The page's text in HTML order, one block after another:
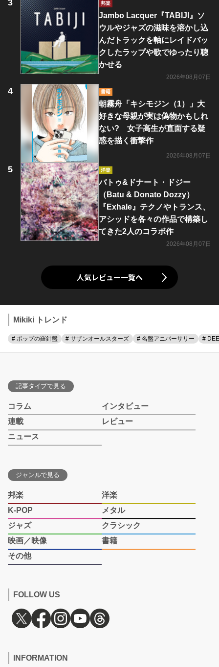
邦楽
Jambo Lacquer『TABIJI』ソ
ウルやジャズの滋味を溶かし込
んだトラックを軸にレイドバッ
クしたラップや歌でゆったり聴
かせる
2026年08月07日
書籍
朝霧舟「キシモジン（1）」大
好きな母親が実は偽物かもしれ
ない? 女子高生が直面する疑
惑を描く衝撃作
2026年08月07日
洋楽
バトゥ&ドナート・ドジー
（Batu & Donato Dozzy）
『Exhale』テクノやトランス、
アシッドを各々の作品で構築し
てきた2人のコラボ作
2026年08月07日
人気レビュー一覧へ
Mikiki トレンド
# ポップの羅針盤 # サザンオールスターズ # 名盤アニバーサリー #
記事タイプで見る
コラム
インタビュー
連載
レビュー
ニュース
ジャンルで見る
邦楽
洋楽
K-POP
メタル
ジャズ
クラシック
映画／映像
書籍
その他
FOLLOW US
INFORMATION